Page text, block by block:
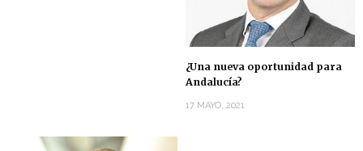
¿Una nueva oportunidad para
Andalucía?
17 MAYO, 2021